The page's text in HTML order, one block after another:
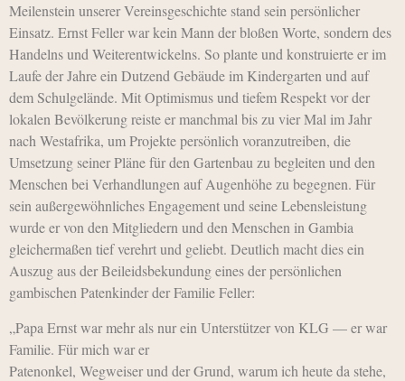
Meilenstein unserer Vereinsgeschichte stand sein persönlicher
Einsatz. Ernst Feller war kein Mann der bloßen Worte, sondern des
Handelns und Weiterentwickelns. So plante und konstruierte er im
Laufe der Jahre ein Dutzend Gebäude im Kindergarten und auf
dem Schulgelände. Mit Optimismus und tiefem Respekt vor der
lokalen Bevölkerung reiste er manchmal bis zu vier Mal im Jahr
nach Westafrika, um Projekte persönlich voranzutreiben, die
Umsetzung seiner Pläne für den Gartenbau zu begleiten und den
Menschen bei Verhandlungen auf Augenhöhe zu begegnen. Für
sein außergewöhnliches Engagement und seine Lebensleistung
wurde er von den Mitgliedern und den Menschen in Gambia
gleichermaßen tief verehrt und geliebt. Deutlich macht dies ein
Auszug aus der Beileidsbekundung eines der persönlichen
gambischen Patenkinder der Familie Feller:
„Papa Ernst war mehr als nur ein Unterstützer von KLG — er war
Familie. Für mich war er
Patenonkel, Wegweiser und der Grund, warum ich heute da stehe,